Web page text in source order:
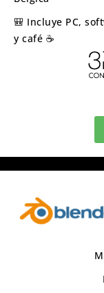
🎒 Incluye PC,
y café ☕